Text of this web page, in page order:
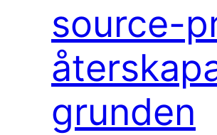
source-
grunden